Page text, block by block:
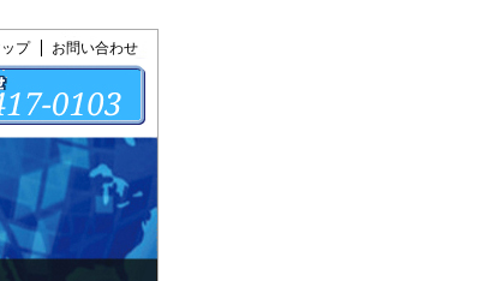
プ お問い合わせ